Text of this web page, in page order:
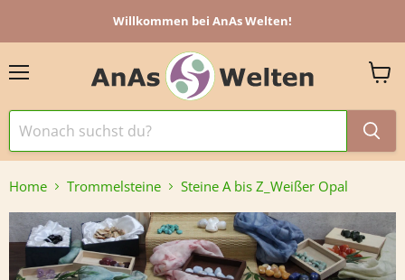
Willkommen bei AnAs Welten!
Home Trommelsteine Steine A bis Z_Weißer Opal